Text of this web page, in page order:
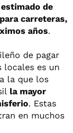
de
carreteras,
años.
de pagar
locales es un
la que los
la mayor
. Estas
en muchos